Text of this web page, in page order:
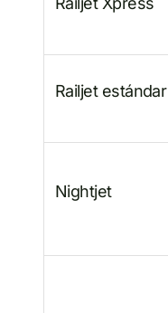
Railjet estándar
Nightjet